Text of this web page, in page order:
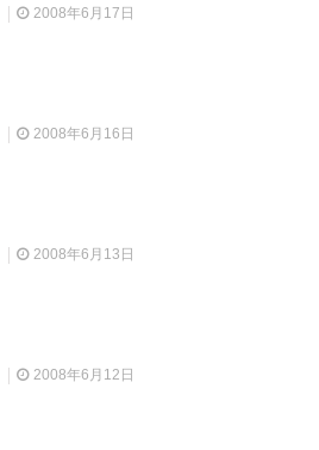
2008年6月17日
2008年6月16日
2008年6月13日
2008年6月12日